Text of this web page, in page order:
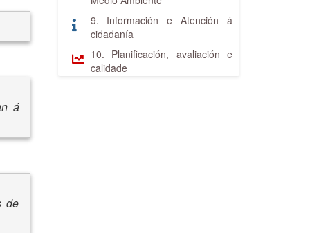
á
de
9. Información e Atención á
cidadanía
10. Planificación, avaliación e
calidade